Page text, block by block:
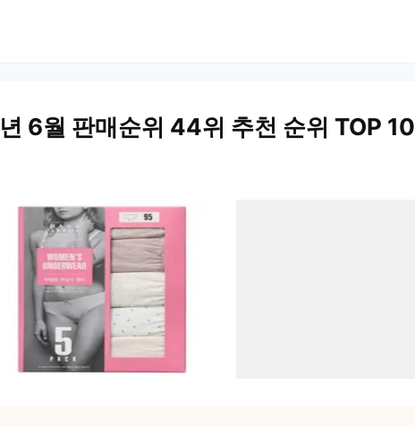
6월 판매순위 44위 추천 순위 TOP 10